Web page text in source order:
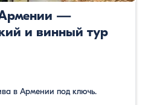
—
и винный тур
в Армении под ключь.